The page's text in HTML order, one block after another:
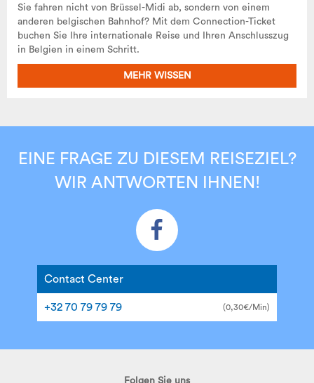
Sie fahren nicht von Brüssel-Midi ab, sondern von einem
anderen belgischen Bahnhof? Mit dem Connection-Ticket
buchen Sie Ihre internationale Reise und Ihren Anschlusszug
in Belgien in einem Schritt.
MEHR WISSEN
EINE FRAGE ZU DIESEM REISEZIEL?
WIR ANTWORTEN IHNEN!
Contact Center
+32 70 79 79 79 (0,30€/Min)